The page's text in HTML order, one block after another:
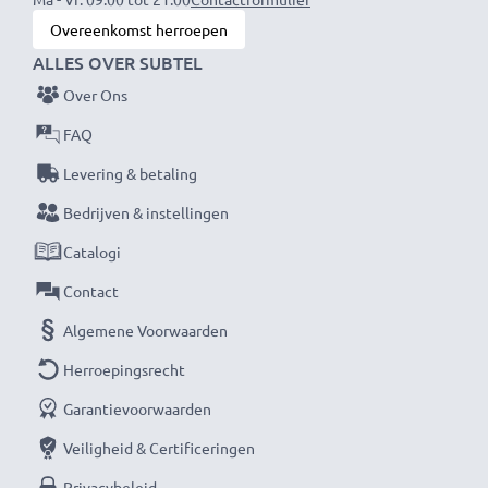
waar het bij hoogwaardige producten op aankomt.
Daarom verlenen wij een garantie van 36 maanden!
Overeenkomst herroepen
ALLES OVER SUBTEL
Over Ons
FAQ
Levering & betaling
Bedrijven & instellingen
Catalogi
Contact
Algemene Voorwaarden
Herroepingsrecht
Garantievoorwaarden
Veiligheid & Certificeringen